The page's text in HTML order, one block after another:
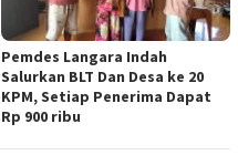
Pemdes Langara Indah
Salurkan BLT Dan Desa ke 20
KPM, Setiap Penerima Dapat
Rp 900 ribu